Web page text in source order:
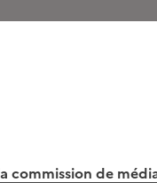
commission de